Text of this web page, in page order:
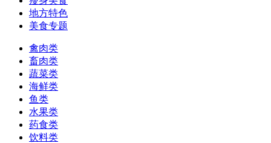
地方特色
美食专题
禽肉类
畜肉类
蔬菜类
海鲜类
鱼类
水果类
药食类
饮料类